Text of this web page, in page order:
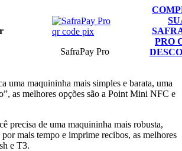
SafraPay Pro
PRO
uma maquininha mais simples e barata, uma
as melhores opções são a Point Mini NFC e
precisa de uma maquininha mais robusta,
mais tempo e imprime recibos, as melhores
e T3.